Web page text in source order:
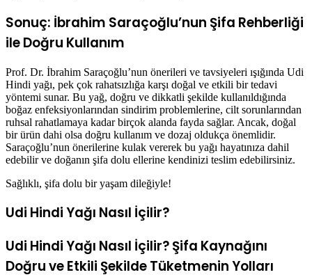
Sonuç: İbrahim Saraçoğlu’nun Şifa Rehberliği
ile Doğru Kullanım
Prof. Dr. İbrahim Saraçoğlu’nun önerileri ve tavsiyeleri ışığında Udi
Hindi yağı, pek çok rahatsızlığa karşı doğal ve etkili bir tedavi
yöntemi sunar. Bu yağ, doğru ve dikkatli şekilde kullanıldığında
boğaz enfeksiyonlarından sindirim problemlerine, cilt sorunlarından
ruhsal rahatlamaya kadar birçok alanda fayda sağlar. Ancak, doğal
bir ürün dahi olsa doğru kullanım ve dozaj oldukça önemlidir.
Saraçoğlu’nun önerilerine kulak vererek bu yağı hayatınıza dahil
edebilir ve doğanın şifa dolu ellerine kendinizi teslim edebilirsiniz.
Sağlıklı, şifa dolu bir yaşam dileğiyle!
Udi Hindi Yağı Nasıl İçilir?
Udi Hindi Yağı Nasıl İçilir? Şifa Kaynağını
Doğru ve Etkili Şekilde Tüketmenin Yolları